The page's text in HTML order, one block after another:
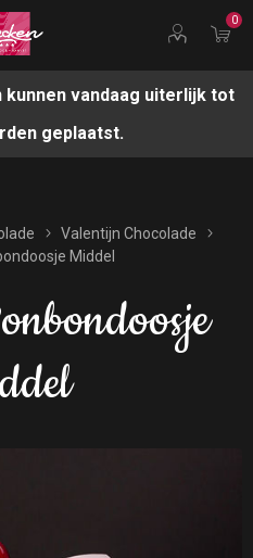
0
vandaag uiterlijk tot
geplaatst.
Valentijn Chocolade
Middel